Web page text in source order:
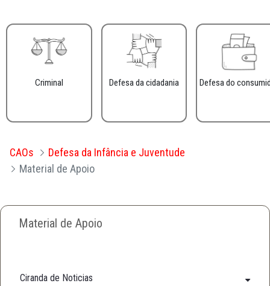
Criminal Defesa da cidadania Defesa do
CAOs
Defesa da Infância e Juventude
Material de Apoio
Material de Apoio
Ciranda de Noticias